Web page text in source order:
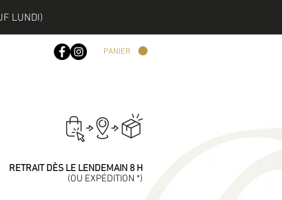
LUNDI)
RETRAIT DÈS LE LENDEMAIN 8 H
(OU EXPÉDITION *)
PANIER